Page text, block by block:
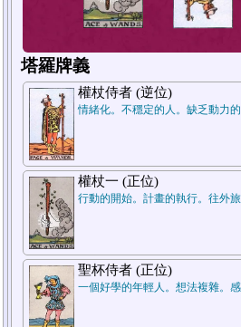
1.過去
塔羅牌義
權杖侍者 (逆位)
情緒化。不穩定的人。缺乏動力的
權杖一 (正位)
行動的開始。計畫的執行。往外
聖杯侍者 (正位)
一個好學的年輕人。想法複雜。感